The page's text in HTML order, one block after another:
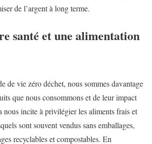
de l’argent à long terme.
santé et une alimentation
de vie zéro déchet, nous sommes davantage
que nous consommons et de leur impact
nous incite à privilégier les aliments frais et
sont souvent vendus sans emballages,
recyclables et compostables. En